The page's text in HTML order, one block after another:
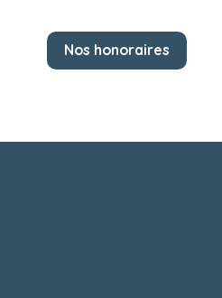
Nos honoraires